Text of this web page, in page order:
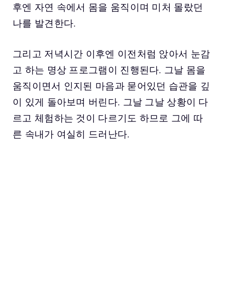
후엔 자연 속에서 몸을 움직이며 미처 몰랐던
나를 발견한다.
그리고 저녁시간 이후엔 이전처럼 앉아서 눈감
고 하는 명상 프로그램이 진행된다. 그날 몸을
움직이면서 인지된 마음과 묻어있던 습관을 깊
이 있게 돌아보며 버린다. 그날 그날 상황이 다
르고 체험하는 것이 다르기도 하므로 그에 따
른 속내가 여실히 드러난다.